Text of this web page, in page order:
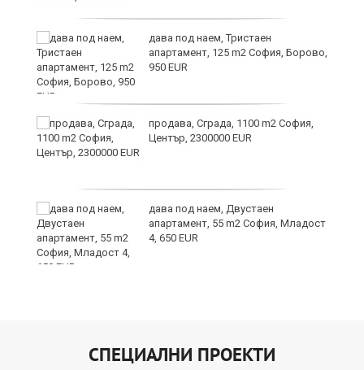
дава под наем, Тристаен
апартамент, 125 m2 София, Борово,
950 EUR
продава, Сграда, 1100 m2 София,
Център, 2300000 EUR
дава под наем, Двустаен
апартамент, 55 m2 София, Младост
4, 650 EUR
СПЕЦИАЛНИ ПРОЕКТИ